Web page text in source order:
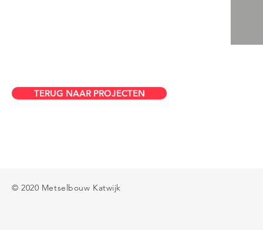
TERUG NAAR PROJECTEN
© 2020 Metselbouw Katwijk